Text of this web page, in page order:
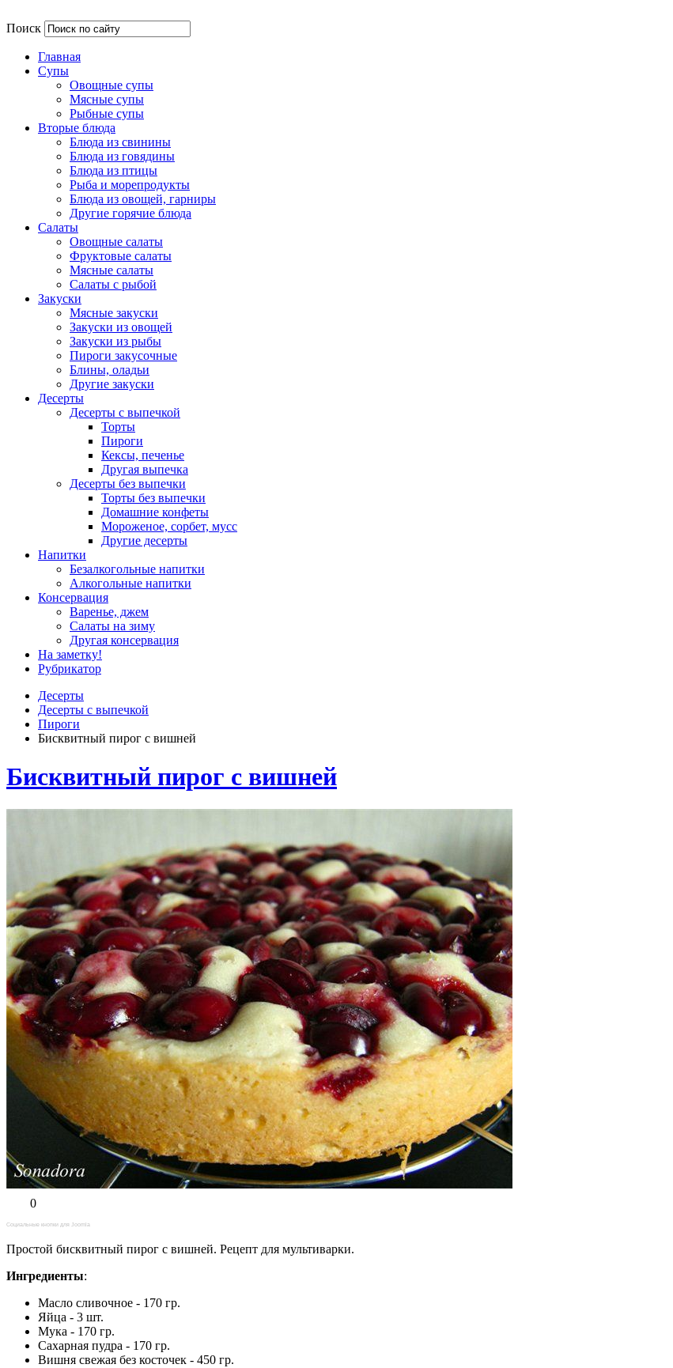
Поиск
Главная
Супы
Овощные супы
Мясные супы
Рыбные супы
Вторые блюда
Блюда из свинины
Блюда из говядины
Блюда из птицы
Рыба и морепродукты
Блюда из овощей, гарниры
Другие горячие блюда
Салаты
Овощные салаты
Фруктовые салаты
Мясные салаты
Салаты с рыбой
Закуски
Мясные закуски
Закуски из овощей
Закуски из рыбы
Пироги закусочные
Блины, оладьи
Другие закуски
Десерты
Десерты с выпечкой
Торты
Пироги
Кексы, печенье
Другая выпечка
Десерты без выпечки
Торты без выпечки
Домашние конфеты
Мороженое, сорбет, мусс
Другие десерты
Напитки
Безалкогольные напитки
Алкогольные напитки
Консервация
Варенье, джем
Салаты на зиму
Другая консервация
На заметку!
Рубрикатор
Десерты
Десерты с выпечкой
Пироги
Бисквитный пирог с вишней
Бисквитный пирог с вишней
0
Социальные кнопки для Joomla
Простой бисквитный пирог с вишней. Рецепт для мультиварки.
Ингредиенты:
Масло сливочное - 170 гр.
Яйца - 3 шт.
Мука - 170 гр.
Сахарная пудра - 170 гр.
Вишня свежая без косточек - 450 гр.